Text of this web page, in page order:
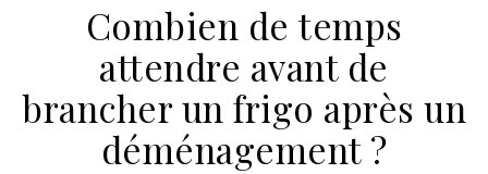
Combien de temps
attendre avant de
brancher un frigo après un
déménagement ?